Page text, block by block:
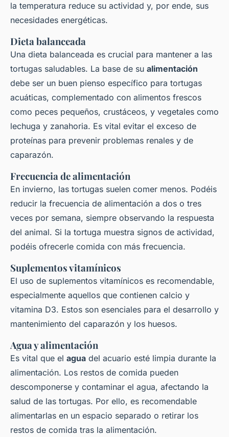
la temperatura reduce su actividad y, por ende, sus
necesidades energéticas.
Dieta balanceada
Una dieta balanceada es crucial para mantener a las
tortugas saludables. La base de su alimentación
debe ser un buen pienso específico para tortugas
acuáticas, complementado con alimentos frescos
como peces pequeños, crustáceos, y vegetales como
lechuga y zanahoria. Es vital evitar el exceso de
proteínas para prevenir problemas renales y de
caparazón.
Frecuencia de alimentación
En invierno, las tortugas suelen comer menos. Podéis
reducir la frecuencia de alimentación a dos o tres
veces por semana, siempre observando la respuesta
del animal. Si la tortuga muestra signos de actividad,
podéis ofrecerle comida con más frecuencia.
Suplementos vitamínicos
El uso de suplementos vitamínicos es recomendable,
especialmente aquellos que contienen calcio y
vitamina D3. Estos son esenciales para el desarrollo y
mantenimiento del caparazón y los huesos.
Agua y alimentación
Es vital que el agua del acuario esté limpia durante la
alimentación. Los restos de comida pueden
descomponerse y contaminar el agua, afectando la
salud de las tortugas. Por ello, es recomendable
alimentarlas en un espacio separado o retirar los
restos de comida tras la alimentación.